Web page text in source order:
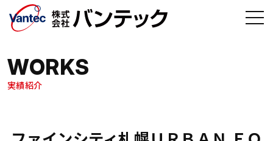
メインコンテンツへ移動
WORKS
実績紹介